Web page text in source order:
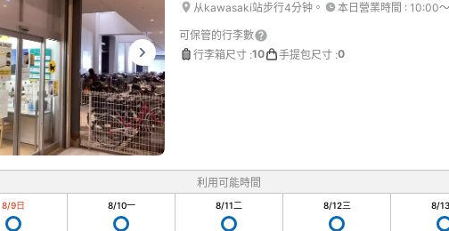
从kawasaki站步行4分钟。 本日營業時間 : 10:00
可保管的行李數
行李箱尺寸 :10 手提包尺寸 :0
利用可能時間
8/9日 8/10一 8/11二 8/12三 8/13